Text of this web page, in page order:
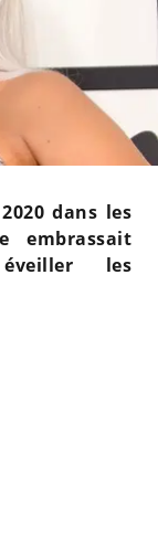
dans les
embrassait
les